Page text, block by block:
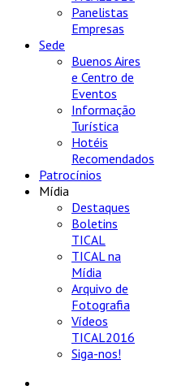
Panelistas
Empresas
Sede
Buenos Aires
e Centro de
Eventos
Informação
Turística
Hotéis
Recomendados
Patrocínios
Mídia
Destaques
Boletins
TICAL
TICAL na
Mídia
Arquivo de
Fotografia
Vídeos
TICAL2016
Siga-nos!